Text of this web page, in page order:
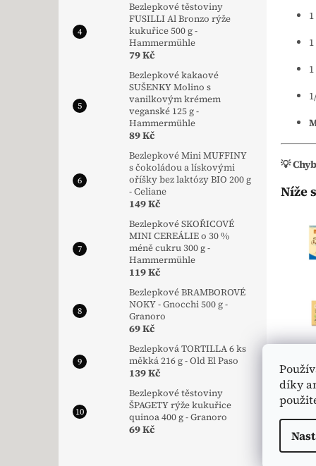
díky
Bezlepkové těstoviny
FUSILLI Al Bronzo rýže
kukuřice 500 g -
Hammermühle
79 Kč
Bezlepkové kakaové
SUŠENKY Molino s
vanilkovým krémem
veganské 125 g -
Hammermühle
89 Kč
Bezlepkové Mini MUFFINY
s čokoládou a lískovými
oříšky bez laktózy BIO 200 g
- Celiane
149 Kč
Bezlepkové SKOŘICOVÉ
MINI CEREÁLIE o 30 %
méně cukru 300 g -
Hammermühle
119 Kč
Bezlepkové BRAMBOROVÉ
NOKY - Gnocchi 500 g -
Granoro
69 Kč
Bezlepková TORTILLA 6 ks
měkká 216 g - Old El Paso
139 Kč
Bezlepkové těstoviny
ŠPAGETY rýže kukuřice
quinoa 400 g - Granoro
69 Kč
1
1
💡
Níže